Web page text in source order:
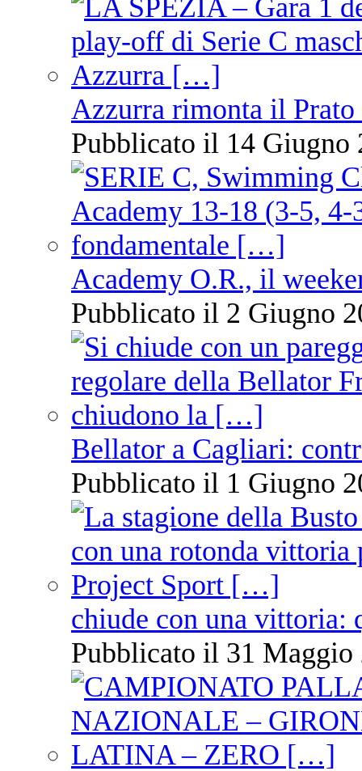
Azzurra rimonta il Prato
Pubblicato il 14 Giugno
Academy O.R., il
Pubblicato il 2 Giugno
Bellator a Cagliari:
Pubblicato il 1 Giugno
chiude con una vittoria:
Pubblicato il 31 Maggio